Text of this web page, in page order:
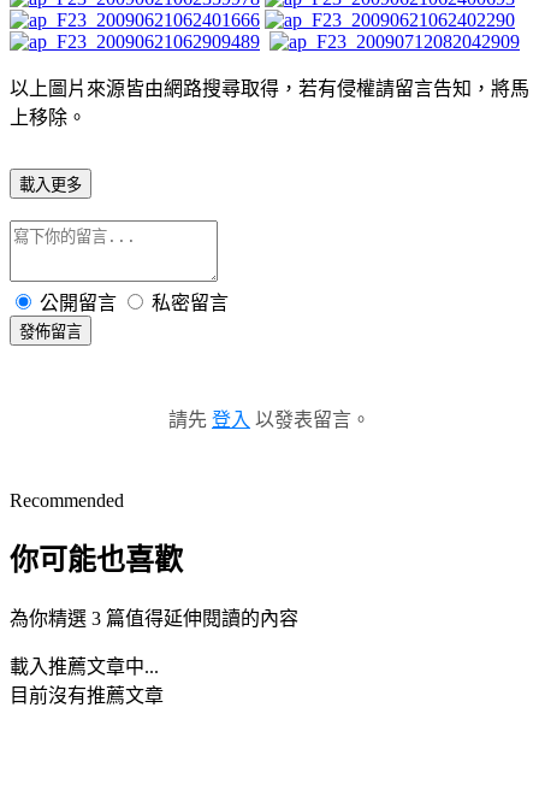
以上圖片來源皆由網路搜尋取得，若有侵權請留言告知，將馬
上移除。
載入更多
公開留言 私密留言
發佈留言
請先 登入 以發表留言。
Recommended
你可能也喜歡
為你精選 3 篇值得延伸閱讀的內容
載入推薦文章中...
目前沒有推薦文章